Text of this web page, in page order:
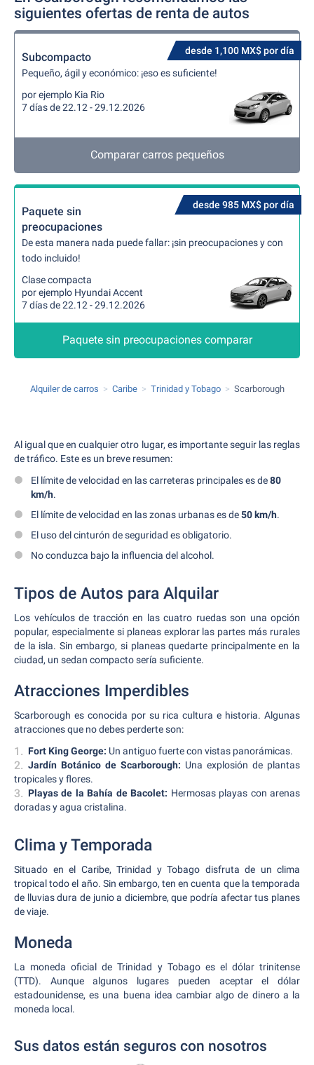
siguientes ofertas de renta de autos
desde 1,100 MX$ por día
Subcompacto
Pequeño, ágil y económico: ¡eso es suficiente!
por ejemplo Kia Rio
7 días de 22.12 - 29.12.2026
Comparar carros pequeños
desde 985 MX$ por día
Paquete sin
preocupaciones
De esta manera nada puede fallar: ¡sin preocupaciones y con
todo incluido!
Clase compacta
por ejemplo Hyundai Accent
7 días de 22.12 - 29.12.2026
Paquete sin preocupaciones comparar
Alquiler de carros Caribe Trinidad y Tobago Scarborough
Al igual que en cualquier otro lugar, es importante seguir las reglas
de tráfico. Este es un breve resumen:
El límite de velocidad en las carreteras principales es de80
km/h.
El límite de velocidad en las zonas urbanas es de50 km/h.
El uso del cinturón de seguridad es obligatorio.
No conduzca bajo la influencia del alcohol.
Tipos de Autos para Alquilar
Los vehículos de tracción en las cuatro ruedas son una opción
popular, especialmente si planeas explorar las partes más rurales
de la isla. Sin embargo, si planeas quedarte principalmente en la
ciudad, un sedan compacto sería suficiente.
Atracciones Imperdibles
Scarborough es conocida por su rica cultura e historia. Algunas
atracciones que no debes perderte son:
Fort King George: Un antiguo fuerte con vistas panorámicas.
Jardín Botánico de Scarborough: Una explosión de plantas
tropicales y flores.
Playas de la Bahía de Bacolet: Hermosas playas con arenas
doradas y agua cristalina.
Clima y Temporada
Situado en el Caribe, Trinidad y Tobago disfruta de un clima
tropical todo el año. Sin embargo, ten en cuenta que la temporada
de lluvias dura de junio a diciembre, que podría afectar tus planes
de viaje.
Moneda
La moneda oficial de Trinidad y Tobago es el dólar trinitense
(TTD). Aunque algunos lugares pueden aceptar el dólar
estadounidense, es una buena idea cambiar algo de dinero a la
moneda local.
Sus datos están seguros con nosotros